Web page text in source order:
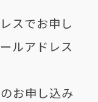
スでお申し
ルアドレス
お申し込み